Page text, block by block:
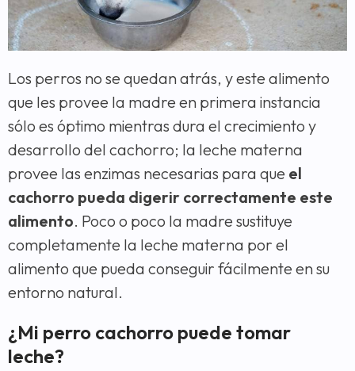
Los perros no se quedan atrás, y este alimento
que les provee la madre en primera instancia
sólo es óptimo mientras dura el crecimiento y
desarrollo del cachorro; la leche materna
provee las enzimas necesarias para que el
cachorro pueda digerir correctamente este
alimento. Poco o poco la madre sustituye
completamente la leche materna por el
alimento que pueda conseguir fácilmente en su
entorno natural.
¿Mi perro cachorro puede tomar
leche?